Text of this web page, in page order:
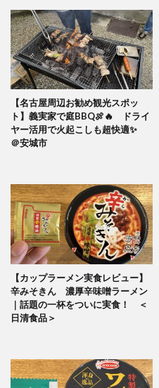
【名古屋周辺お勧め観光スポッ
ト】義実家で庭BBQ🍖🔥 ドライ
ヤー活用で火起こしも超快適✨
＠安城市
【カップラーメン実食レビュー】
辛みそきん 濃厚辛味噌ラーメン
｜話題の一杯をついに実食！ ＜
日清食品＞